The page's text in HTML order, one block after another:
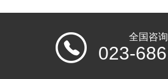
全国咨
023-